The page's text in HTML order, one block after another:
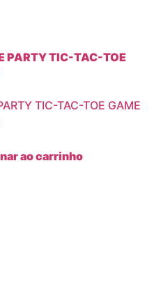
TIC-TAC-TOE GAME
ao carrinho